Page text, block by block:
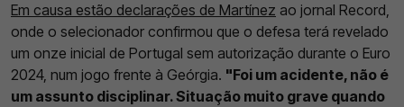
Em causa estão declarações de Martínez ao jornal Record,
onde o selecionador confirmou que o defesa terá revelado
um onze inicial de Portugal sem autorização durante o Euro
2024, num jogo frente à Geórgia. "Foi um acidente, não é
um assunto disciplinar. Situação muito grave quando